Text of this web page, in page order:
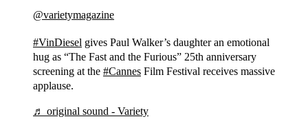
@varietymagazine
#VinDiesel gives Paul Walker’s daughter an emotional
hug as “The Fast and the Furious” 25th anniversary
screening at the #Cannes Film Festival receives massive
applause.
♬ original sound - Variety